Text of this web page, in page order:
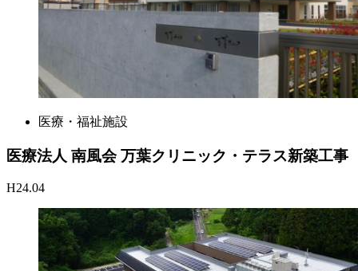
医療・福祉施設
医療法人 南風会 万葉クリニック・テラス新築工事
H24.04